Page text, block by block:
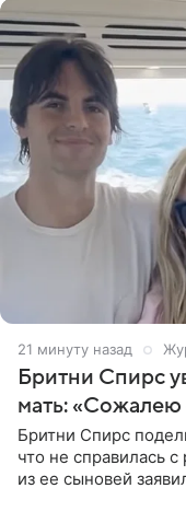
22 минуты назад
Бритни Спирс
мать:
Бритни Спирс
что не справилась
из ее сыновей